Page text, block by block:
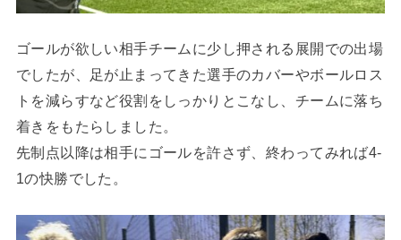
ゴールが欲しい相手チームに少し押される展開での出場
でしたが、足が止まってきた選手のカバーやボールロス
トを減らすなど役割をしっかりとこなし、チームに落ち
着きをもたらしました。
先制点以降は相手にゴールを許さず、終わってみれば4-
1の快勝でした。